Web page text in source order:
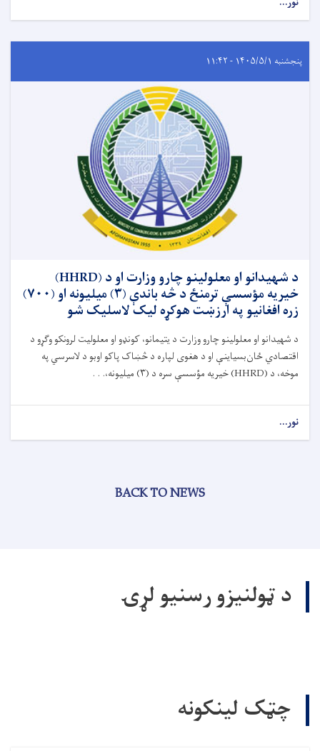
پنجشنبه ۱۴۰۵/۵/۱ - ۱۱:۴۲
د شهیدانو او معلولینو چارو وزارت او د (HHRD)
خیریه مؤسسې ترمنځ د څه باندې (۳) میلیونه او (۷۰۰)
زره افغانیو په ارزښت هوکړه لیک لاسلیک شو
د شهیدانو او معلولینو چارو وزارت د یتیمانو، کونډو او معلولیت لرونکو وګړو د
اقتصادي ځان‌بسیاینې او د هغوی لپاره د څښاک پاکو اوبو د لاسرسي په
موخه، د (HHRD) خیریه مؤسسې سره د (۳) میلیونه،. . .
نور...
BACK TO NEWS
د ټولنيزو رسنيو لړۍ
چټک لینکونه